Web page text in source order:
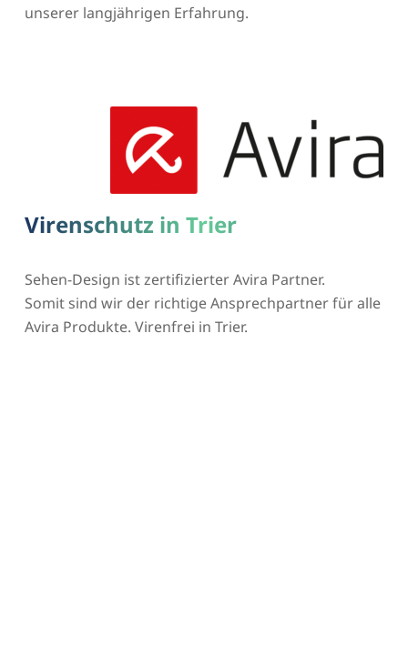
unserer langjährigen Erfahrung.
Virenschutz in Trier
Sehen-Design ist zertifizierter Avira Partner.
Somit sind wir der richtige Ansprechpartner für alle
Avira Produkte. Virenfrei in Trier.